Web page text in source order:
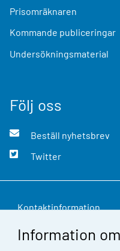
Information
Prisomräknaren
Kommande publiceringar
Undersökningsmaterial
Följ oss
Beställ nyhetsbrev
Twitter
Kontaktinformation
Respons